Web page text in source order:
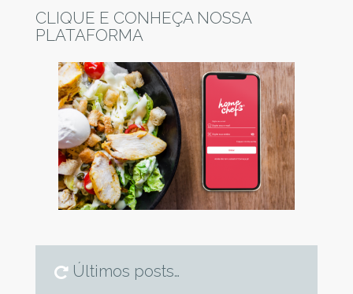
CLIQUE E CONHEÇA NOSSA
PLATAFORMA
Últimos posts…